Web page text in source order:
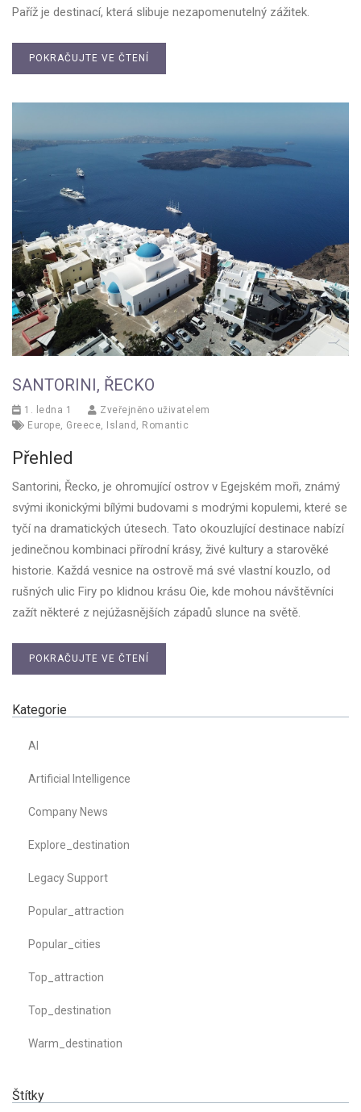
Paříž je destinací, která slibuje nezapomenutelný zážitek.
POKRAČUJTE VE ČTENÍ
SANTORINI, ŘECKO
1. ledna 1
Zveřejněno uživatelem
Europe Greece Island Romantic
Přehled
Santorini, Řecko, je ohromující ostrov v Egejském moři, známý
svými ikonickými bílými budovami s modrými kopulemi, které se
tyčí na dramatických útesech. Tato okouzlující destinace nabízí
jedinečnou kombinaci přírodní krásy, živé kultury a starověké
historie. Každá vesnice na ostrově má své vlastní kouzlo, od
rušných ulic Firy po klidnou krásu Oie, kde mohou návštěvníci
zažít některé z nejúžasnějších západů slunce na světě.
POKRAČUJTE VE ČTENÍ
Kategorie
AI
Artificial Intelligence
Company News
Explore_destination
Legacy Support
Popular_attraction
Popular_cities
Top_attraction
Top_destination
Warm_destination
Štítky